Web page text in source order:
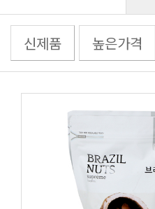
신제품 높은가격